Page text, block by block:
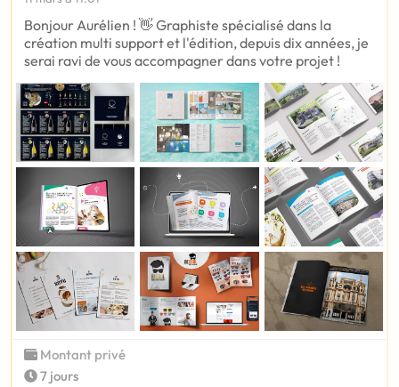
Bonjour Aurélien ! 👋 Graphiste spécialisé dans la
création multi support et l'édition, depuis dix années, je
serai ravi de vous accompagner dans votre projet !
Montant privé
7 jours